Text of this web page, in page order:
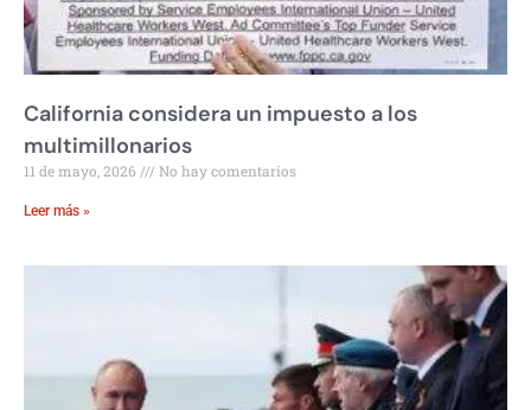
California considera un impuesto a los
multimillonarios
11 de mayo, 2026 No hay comentarios
Leer más »